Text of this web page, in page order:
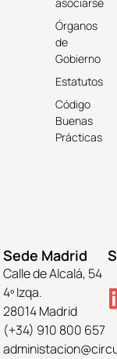
Órganos
de
Gobierno
Estatutos
Código
Buenas
Prácticas
Sede Madrid
Calle de Alcalá, 54
4º Izqa.
28014 Madrid
(+34) 910 800 657